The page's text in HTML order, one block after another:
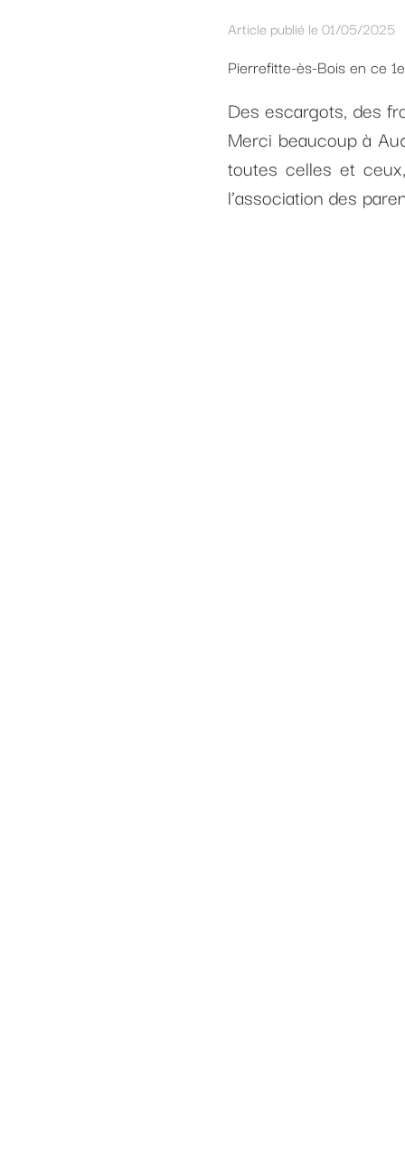
Article publié le 01/05/2025
Pierrefitte-ès-Bois en ce
Des escargots, des
Merci beaucoup à
toutes celles et
l’association des